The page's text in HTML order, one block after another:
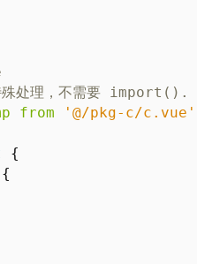
from '@/pkg-c/c.vue'
{
{